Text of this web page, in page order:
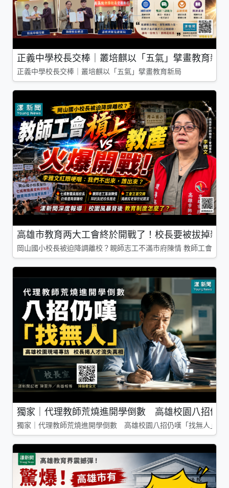
正義中學校長交棒｜叢培麒以「五氣」擘畫教育新局
正義中學校長交棒｜叢培麒以「五氣」擘畫教育新局
高雄市教育两大工會終於開戰了！校長要被拔掉親
岡山國小校長被迫降調離校？親師志工不滿市府陳情 教師工會槓
獨家｜代理教師荒燒進開學倒數 高雄校園八招仍
獨家｜代理教師荒燒進開學倒數 高雄校園八招仍嘆「找無人」